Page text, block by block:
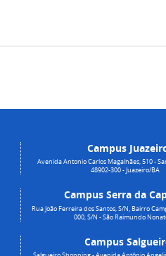
Campus
Avenida Antonio Carlos Magalhães, 510 -
48902-300 - Juazeiro/BA
Campus Serra da
Rua João Ferreira dos Santos, S/N, Bairro
000, S/N - São Raimundo
Campus